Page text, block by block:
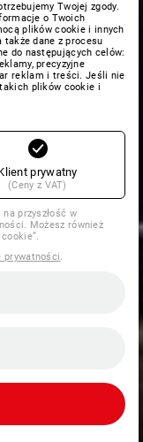
Twojej zgody.
o Twoich
plików cookie i innych
dane z procesu
do następujących celów:
precyzyjne
reklam i treści. Jeśli nie
plików cookie i
prywatny
(Ceny z VAT)
przyszłość w
Możesz również
prywatności.